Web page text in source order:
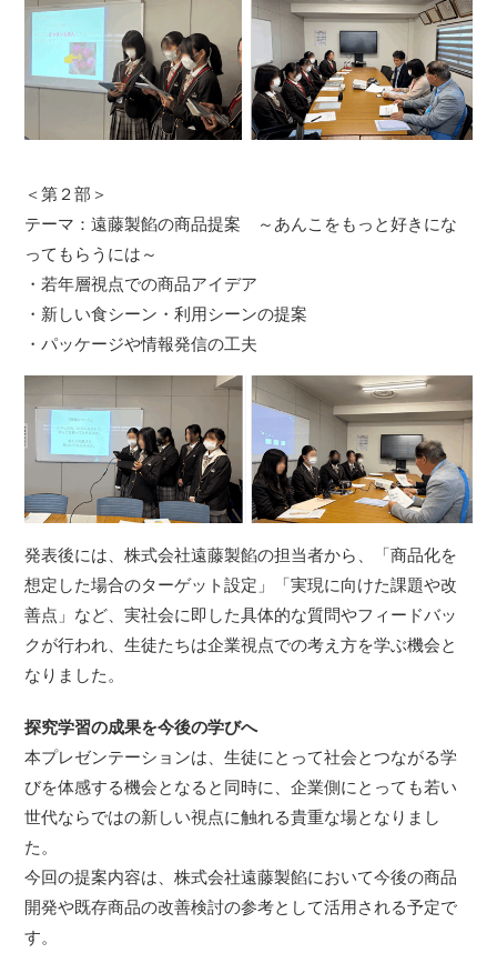
＜第２部＞
テーマ：遠藤製餡の商品提案 ～あんこをもっと好きにな
ってもらうには～
・若年層視点での商品アイデア
・新しい食シーン・利用シーンの提案
・パッケージや情報発信の工夫
発表後には、株式会社遠藤製餡の担当者から、「商品化を
想定した場合のターゲット設定」「実現に向けた課題や改
善点」など、実社会に即した具体的な質問やフィードバッ
クが行われ、生徒たちは企業視点での考え方を学ぶ機会と
なりました。
探究学習の成果を今後の学びへ
本プレゼンテーションは、生徒にとって社会とつながる学
びを体感する機会となると同時に、企業側にとっても若い
世代ならではの新しい視点に触れる貴重な場となりまし
た。
今回の提案内容は、株式会社遠藤製餡において今後の商品
開発や既存商品の改善検討の参考として活用される予定で
す。